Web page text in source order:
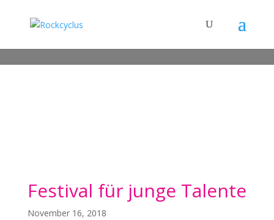
Festival für junge Talente
November 16, 2018